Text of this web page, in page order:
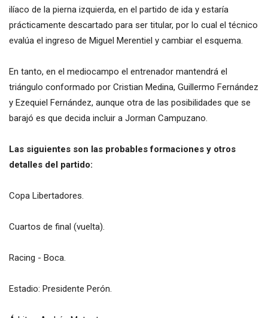
ilíaco de la pierna izquierda, en el partido de ida y estaría
prácticamente descartado para ser titular, por lo cual el técnico
evalúa el ingreso de Miguel Merentiel y cambiar el esquema.
En tanto, en el mediocampo el entrenador mantendrá el
triángulo conformado por Cristian Medina, Guillermo Fernández
y Ezequiel Fernández, aunque otra de las posibilidades que se
barajó es que decida incluir a Jorman Campuzano.
Las siguientes son las probables formaciones y otros
detalles del partido:
Copa Libertadores.
Cuartos de final (vuelta).
Racing - Boca.
Estadio: Presidente Perón.